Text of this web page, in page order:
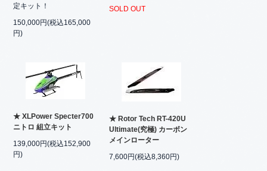
定キット！
150,000円(税込165,000
円)
SOLD OUT
★ XLPower Specter700
ニトロ 組立キット
139,000円(税込152,900
円)
★ Rotor Tech RT-420U
Ultimate(究極) カーボン
メインローター
7,600円(税込8,360円)